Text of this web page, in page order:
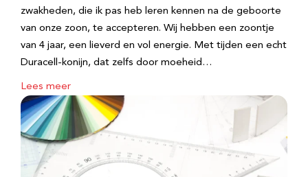
zwakheden, die ik pas heb leren kennen na de geboorte
van onze zoon, te accepteren. Wij hebben een zoontje
van 4 jaar, een lieverd en vol energie. Met tijden een echt
Duracell-konijn, dat zelfs door moeheid…
Lees meer